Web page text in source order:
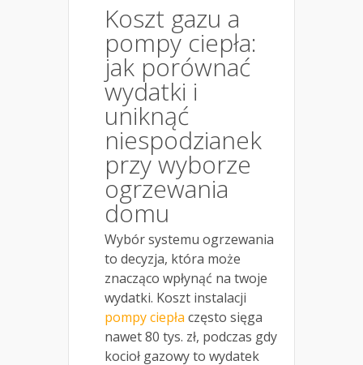
Koszt gazu a
pompy ciepła:
jak porównać
wydatki i
uniknąć
niespodzianek
przy wyborze
ogrzewania
domu
Wybór systemu ogrzewania
to decyzja, która może
znacząco wpłynąć na twoje
wydatki. Koszt instalacji
pompy ciepła często sięga
nawet 80 tys. zł, podczas gdy
kocioł gazowy to wydatek